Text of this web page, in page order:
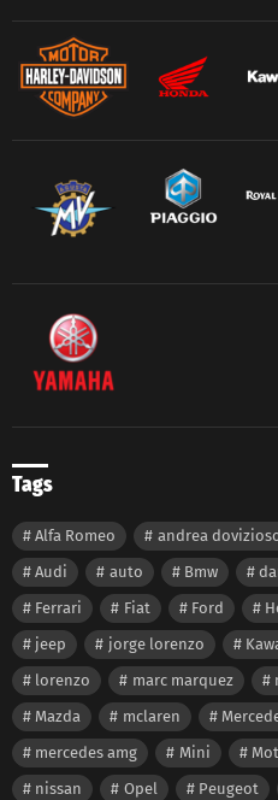
Tags
Alfa Romeo andrea
Audi
auto Bmw
Ferrari
Fiat Ford
jeep
jorge lorenzo
lorenzo
marc marquez
Mazda
mclaren
mercedes amg
Mini
nissan
Opel Peugeot